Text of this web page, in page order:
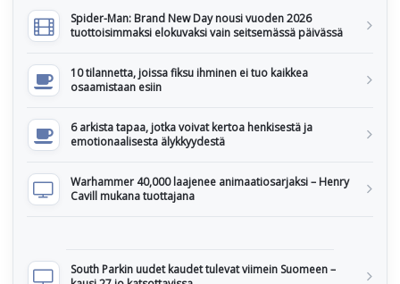
Spider-Man: Brand New Day nousi vuoden 2026
tuottoisimmaksi elokuvaksi vain seitsemässä päivässä
10 tilannetta, joissa fiksu ihminen ei tuo kaikkea
osaamistaan esiin
6 arkista tapaa, jotka voivat kertoa henkisestä ja
emotionaalisesta älykkyydestä
Warhammer 40,000 laajenee animaatiosarjaksi – Henry
Cavill mukana tuottajana
South Parkin uudet kaudet tulevat viimein Suomeen –